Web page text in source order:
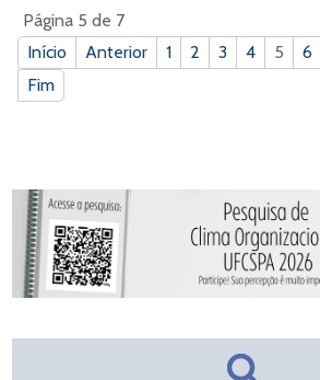
Página 5 de 7
Início
Anterior 1 2 3 4 5 6
Fim